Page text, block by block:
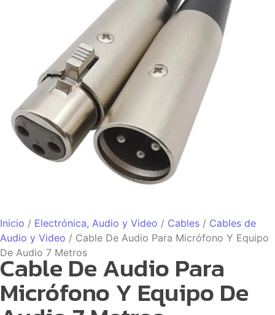
Inicio / Electrónica, Audio y Video / Cables / Cables de
Audio y Video / Cable De Audio Para Micrófono Y Equipo
De Audio 7 Metros
Cable De Audio Para
Micrófono Y Equipo De